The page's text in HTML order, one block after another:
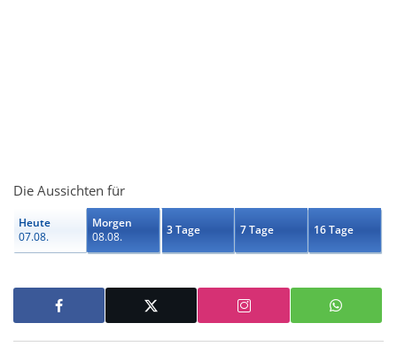
Die Aussichten für
Heute
07.08.
Morgen
08.08.
3 Tage 7 Tage 16 Tage